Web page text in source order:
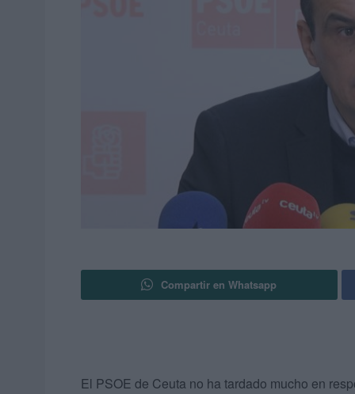
Compartir en Whatsapp
El PSOE de Ceuta no ha tardado mucho en